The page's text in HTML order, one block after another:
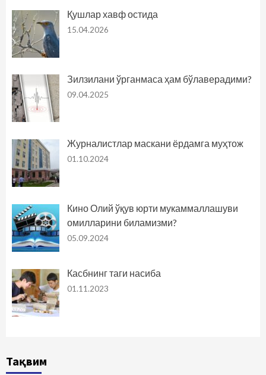
Қушлар хавф остида
15.04.2026
Зилзилани ўрганмаса ҳам бўлаверадими?
09.04.2025
Журналистлар маскани ёрдамга муҳтож
01.10.2024
Кино Олий ўқув юрти мукаммаллашуви
омилларини биламизми?
05.09.2024
Касбнинг таги насиба
01.11.2023
Тақвим